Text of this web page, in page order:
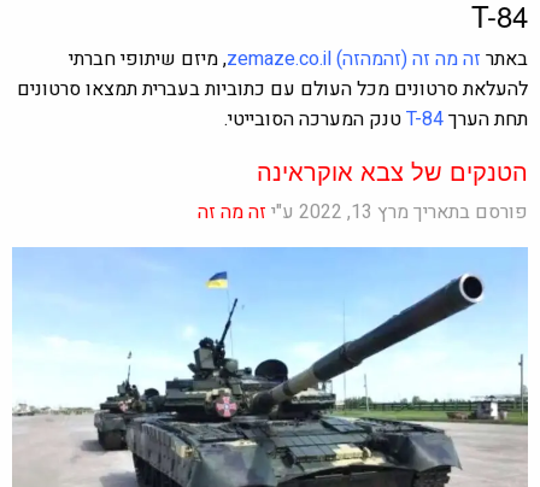
T-84
באתרזה מה זה(זהמהזה)zemaze.co.il, מיזם שיתופי חברתי
להעלאת סרטונים מכל העולם עם כתוביות בעברית תמצאו סרטונים
תחת הערךT-84טנק המערכה הסובייטי.
הטנקים של צבא אוקראינה
פורסם בתאריך מרץ 13, 2022 ע"י זה מה זה